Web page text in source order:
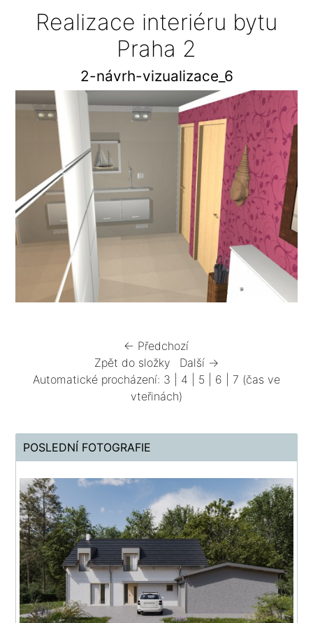
Realizace interiéru bytu
Praha 2
2-návrh-vizualizace_6
← Předchozí
Zpět do složky
Další →
Automatické procházení: 3 4 5 6 7 (čas ve
vteřinách)
POSLEDNÍ FOTOGRAFIE